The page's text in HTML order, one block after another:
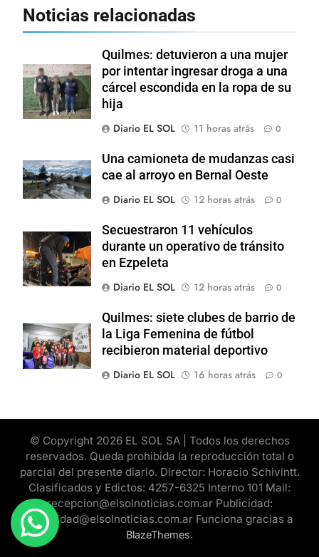
Noticias relacionadas
Quilmes: detuvieron a una mujer
por intentar ingresar droga a una
cárcel escondida en la ropa de su
hija
Diario EL SOL
11 horas atrás 0
Una camioneta de mudanzas casi
cae al arroyo en Bernal Oeste
Diario EL SOL
12 horas atrás 0
Secuestraron 11 vehículos
durante un operativo de tránsito
en Ezpeleta
Diario EL SOL
12 horas atrás 0
Quilmes: siete clubes de barrio de
la Liga Femenina de fútbol
recibieron material deportivo
Diario EL SOL
16 horas atrás 0
© Copyright 2026 EL SOL SA | Todos los derechos
reservados. Queda prohibida la reproducción total o
parcial del presente diario. Director: Horacio Schivintt.
Clasificados y Edictos: 4257-6325 Interno 101 Mail:
recepcion@elsolnoticias.com.ar Publicidad:
publicidad@elsolnoticias.com.ar Funciona gracias a
BlazeThemes.